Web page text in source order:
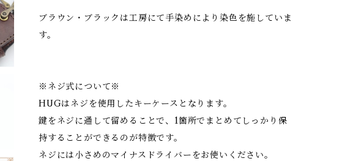
ブラウン・ブラックは工房にて手染めにより染色を施していま
す。
※ネジ式について※
HUGはネジを使用したキーケースとなります。
鍵をネジに通して留めることで、1箇所でまとめてしっかり保
持することができるのが特徴です。
ネジには小さめのマイナスドライバーをお使いください。